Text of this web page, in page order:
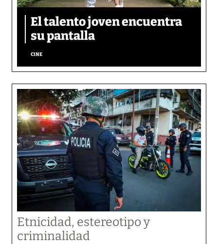
El talento joven encuentra
su pantalla​
CINE
Etnicidad, estereotipo y
criminalidad